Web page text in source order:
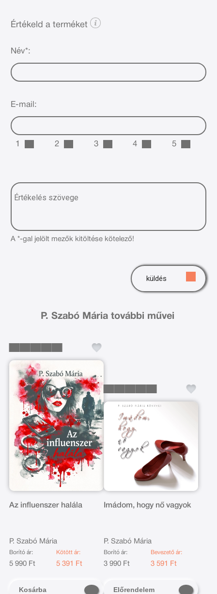
Értékeld a terméket
Név*:
E-mail:
1 2 3 4 5
A *-gal jelölt mezők kitöltése kötelező!
küldés
P. Szabó Mária további művei
Az influenszer halála
P. Szabó Mária
Borító ár:
5 990 Ft
Kötött ár:
5 391 Ft
Kosárba
Imádom, hogy nő vagyok
P. Szabó Mária
Borító ár:
3 990 Ft
Bevezető ár:
3 591 Ft
Előrendelem